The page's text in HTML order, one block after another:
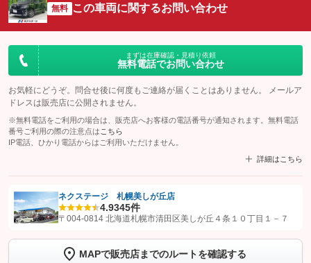
無料 この車両に関するお問い合わせ
まずは在庫確認・見積り依頼
無料電話でお問い合わせ
お気軽にどうぞ。問合せ後に何度もご連絡が届くことはありません。 メールア
ドレスは販売店に公開されません。
※無料電話をご利用の場合は、販売店へお客様の電話番号が通知されます。無料電話
番号ご利用の際の注意点は こちら
IP電話、ひかり電話からはご利用いただけません。
詳細はこちら
【STEP1】認証画面でグーネットを友だち追加してから「許可する」ボタンを押
トーク画面で
ボタンをタップして問い合わせを
ネクステージ 札幌美しが丘店
4.9345件
〒004-0814 北海道札幌市清田区美しが丘４条１０丁目１－７
MAPで販売店までのルートを確認する